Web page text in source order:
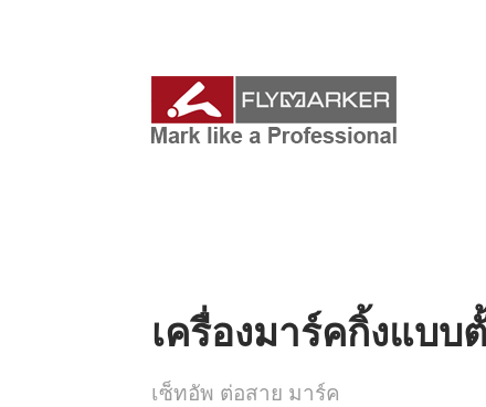
เครื่องมาร์คกิ้งแบบ
เซ็ทอัพ ต่อสาย มาร์ค